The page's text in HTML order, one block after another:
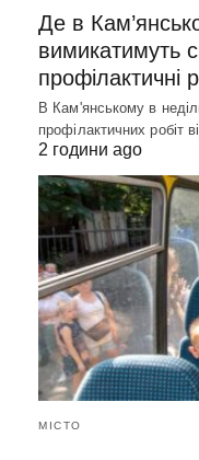
Де в
вимикатимуть
профілактичні
В Кам'янському в
профілактичних робіт
2 години ago
МІСТО